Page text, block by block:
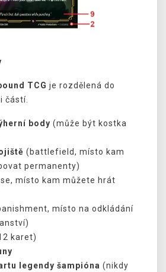
TCG je rozdělená do
částí.
body (může být kostka
(battlefield, místo kam
permanenty)
místo kam můžete hrát
místo na odkládání
karet)
legendy šampióna (nikdy